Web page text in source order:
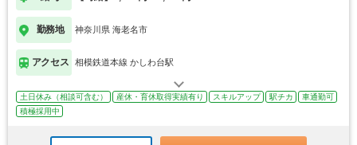
勤務地 神奈川県 海老名市
アクセス 相模鉄道本線 かしわ台駅
土日休み（相談可含む） 産休・育休取得実績有り スキルアップ 駅チカ
車通勤可
積極採用中